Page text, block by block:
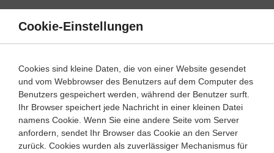
Direkt
Inhalt
Lernwege mit Erklär- und Anleitungsvideos
Chemie Klasse 8‐10
Cookie-Einstellungen
Cookies sind kleine Daten, die von einer Website gesendet
und vom Webbrowser des Benutzers auf dem Computer des
Benutzers gespeichert werden, während der Benutzer surft.
Ihr Browser speichert jede Nachricht in einer kleinen Datei
namens Cookie. Wenn Sie eine andere Seite vom Server
anfordern, sendet Ihr Browser das Cookie an den Server
zurück. Cookies wurden als zuverlässiger Mechanismus für